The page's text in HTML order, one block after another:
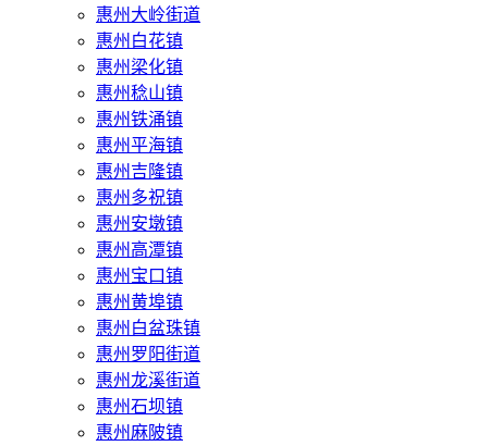
惠州大岭街道
惠州白花镇
惠州梁化镇
惠州稔山镇
惠州铁涌镇
惠州平海镇
惠州吉隆镇
惠州多祝镇
惠州安墩镇
惠州高潭镇
惠州宝口镇
惠州黄埠镇
惠州白盆珠镇
惠州罗阳街道
惠州龙溪街道
惠州石坝镇
惠州麻陂镇